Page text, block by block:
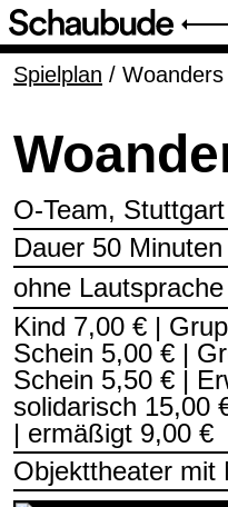
Ticket
t
Über
Spielplan / Woanders
O-Team, Stuttgart
Dauer 50 Minuten
ohne Lautsprache
Kind 7,00 € |
Schein 5,00 € |
Schein 5,50 € |
solidarisch 15,00
| ermäßigt 9,00 €
Objekttheater mit